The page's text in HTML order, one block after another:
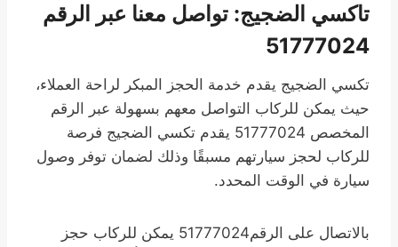
تاكسي الضجيج: تواصل معنا عبر الرقم
51777024
تكسي الضجيج يقدم خدمة الحجز المبكر لراحة العملاء،
حيث يمكن للركاب التواصل معهم بسهولة عبر الرقم
المخصص 51777024 يقدم تكسي الضجيج فرصة
للركاب لحجز سيارتهم مسبقًا وذلك لضمان توفر وصول
سيارة في الوقت المحدد.
بالاتصال على الرقم51777024 يمكن للركاب حجز